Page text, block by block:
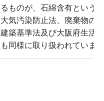
るものが、石綿含有という
大気汚染防止法、廃棄物の
建築基準法及び大阪府生活
も同様に取り扱われていま